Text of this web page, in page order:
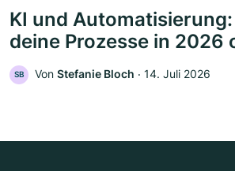
KI und
deine Prozesse in 2026
SB Von Stefanie Bloch ‧ 14. Juli 2026